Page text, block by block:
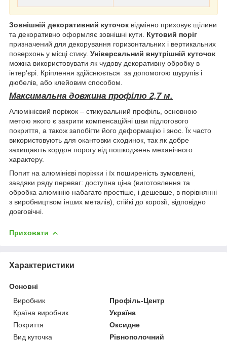
Зовнішній декоративний куточок відмінно приховує щілини
та декоративно оформляє зовнішні кути. Кутовий поріг
призначений для декорування горизонтальних і вертикальних
поверхонь у місці стику. Універсальний внутрішній куточок
можна використовувати як чудову декоративну обробку в
інтер'єрі. Кріплення здійснюється за допомогою шурупів і
дюбелів, або клейовим способом.
Максимальна довжина профілю 2,7 м.
Алюмінієвий поріжок – стикувальний профіль, основною
метою якого є закрити компенсаційні шви підлогового
покриття, а також запобігти його деформацію і знос. Їх часто
використовують для окантовки сходинок, так як добре
захищають кордон порогу від пошкоджень механічного
характеру.
Попит на алюмінієві поріжки і їх поширеність зумовлені,
завдяки ряду переваг: доступна ціна (виготовлення та
обробка алюмінію набагато простіше, і дешевше, в порівнянні
з виробництвом інших металів), стійкі до корозії, відповідно
довговічні.
Приховати
Характеристики
Основні
Виробник
Профіль-Центр
Країна виробник
Україна
Покриття
Оксидне
Вид куточка
Рівнополочний